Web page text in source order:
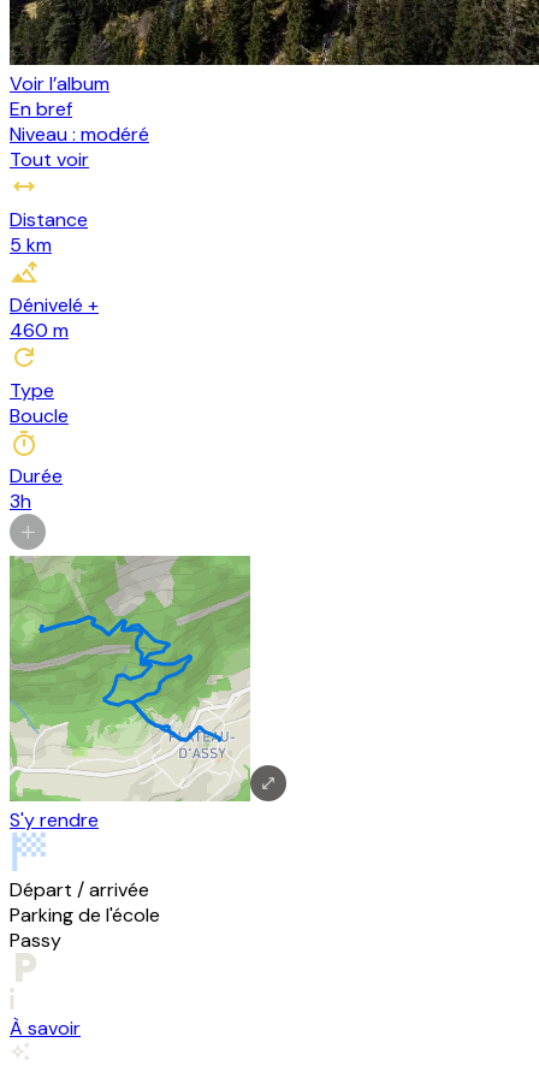
Voir l’album
En bref
Niveau : modéré
Tout voir
Distance
5 km
Dénivelé +
460 m
Type
Boucle
Durée
3h
S'y rendre
Départ / arrivée
Parking de l'école
Passy
À savoir